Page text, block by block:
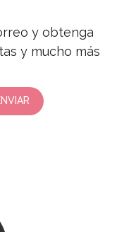
y obtenga
y mucho más